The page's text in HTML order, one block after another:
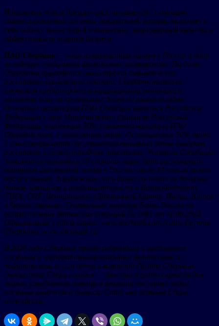
Показатель «Сила бренда» рассчитывается с помощью
сбалансированной системы показателей, которая включает в
себя оценку инвестиций в маркетинг, акционерный капитал и
эффективность ведения бизнеса.
ПАО Сбербанк — один из крупнейших банков в России и один
из ведущих глобальных финансовых институтов. На долю
Сбербанка приходится около трети активов всего
российского банковского сектора. Сбербанк является
ключевым кредитором для национальной экономики и
занимает одну из крупнейших долей на рынке вкладов.
Основным акционером ПАО Сбербанк является Российская
Федерация в лице Министерства финансов Российской
Федерации, владеющая 50% уставного капитала ПАО
Сбербанк плюс 1 голосующая акция. Оставшимися 50% минус
1 голосующая акция от уставного капитала банка владеют
российские и международные инвесторы. Услугами Сбербанка
пользуются клиенты в 18 странах мира. Банк располагает
обширной филиальной сетью в России: около 14 тысяч точек
обслуживания. Зарубежная сеть банка состоит из дочерних
банков, филиалов и представительств в Великобритании,
США, СНГ, Центральной и Восточной Европе, Индии, Китае
и других странах. Генеральная лицензия Банка России на
осуществление банковских операций № 1481 от 11.08.2015.
Официальные сайты банка: www.sberbank.com (сайт Группы
Сбербанк), www.sberbank.ru.
В 2020 году Сбербанк провёл ребрендинг и предлагает
частным и корпоративным клиентам финансовые и
нефинансовые услуги банка и компаний Группы Сбербанк.
Экосистема Сбера сегодня — это множество сервисов для
жизни, ежедневная помощь в решении насущных задач
частных клиентов и бизнеса. Сайт экосистемы Сбера —
www.sber.ru.